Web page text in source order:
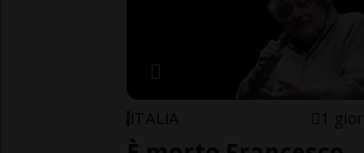
ITALIA 1 gior